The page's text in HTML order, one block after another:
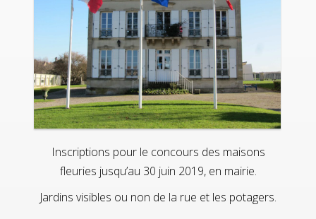
Inscriptions pour le concours des maisons
fleuries jusqu’au 30 juin 2019, en mairie.
Jardins visibles ou non de la rue et les potagers.